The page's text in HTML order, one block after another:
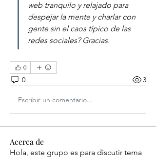
web tranquilo y relajado para
despejar la mente y charlar con
gente sin el caos típico de las
redes sociales? Gracias.
0
0 3
Escribir un comentario...
Acerca de
Hola, este grupo es para discutir tema